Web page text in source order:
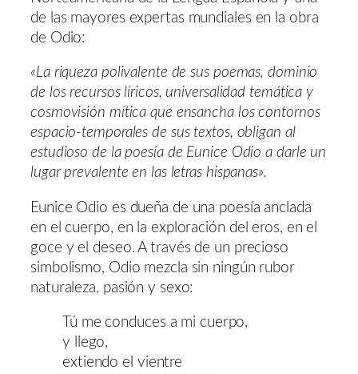
de las mayores expertas mundiales en la obra
de Odio:
«La riqueza polivalente de sus poemas, dominio
de los recursos líricos, universalidad temática y
cosmovisión mítica que ensancha los contornos
espacio-temporales de sus textos, obligan al
estudioso de la poesía de Eunice Odio a darle un
lugar prevalente en las letras hispanas».
Eunice Odio es dueña de una poesía anclada
en el cuerpo, en la exploración del eros, en el
goce y el deseo. A través de un precioso
simbolismo, Odio mezcla sin ningún rubor
naturaleza, pasión y sexo:
Tú me conduces a mi cuerpo,
y llego,
extiendo el vientre